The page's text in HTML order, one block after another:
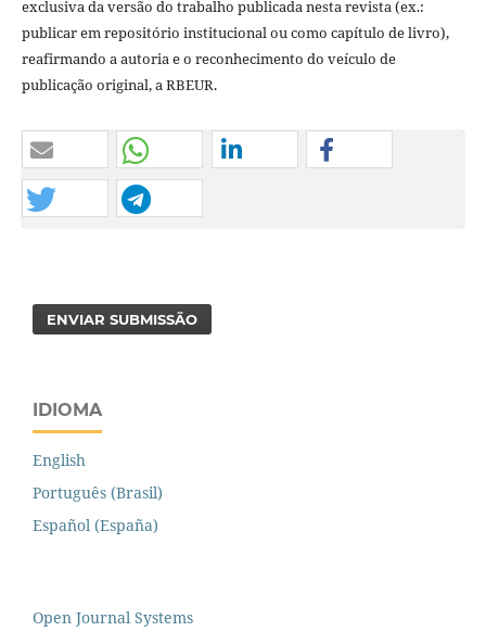
exclusiva da versão do trabalho publicada nesta revista (ex.:
publicar em repositório institucional ou como capítulo de livro),
reafirmando a autoria e o reconhecimento do veículo de
publicação original, a RBEUR.
ENVIAR SUBMISSÃO
IDIOMA
English
Português (Brasil)
Español (España)
Open Journal Systems